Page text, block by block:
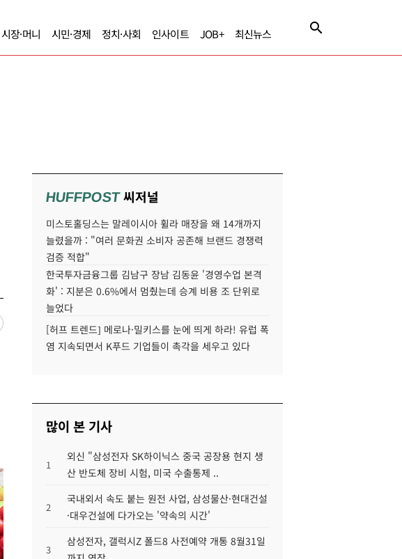
시장·머니 시민·경제 정치·사회 인사이트 JOB+ 최신뉴스
HUFFPOST씨저널
미스토홀딩스는 말레이시아 휠라 매장을 왜 14개까지
늘렸을까 : "여러 문화권 소비자 공존해 브랜드 경쟁력
검증 적합"
한국투자금융그룹 김남구 장남 김동윤 '경영수업 본격
화' : 지분은 0.6%에서 멈췄는데 승계 비용 조 단위로
늘었다
[허프 트렌드] 메로나·밀키스를 눈에 띄게 하라! 유럽 폭
염 지속되면서 K푸드 기업들이 촉각을 세우고 있다
많이 본 기사
1
외신 "삼성전자 SK하이닉스 중국 공장용 현지 생
산 반도체 장비 시험, 미국 수출통제 ..
2
국내외서 속도 붙는 원전 사업, 삼성물산·현대건설
·대우건설에 다가오는 '약속의 시간'
3
삼성전자, 갤럭시Z 폴드8 사전예약 개통 8월31일